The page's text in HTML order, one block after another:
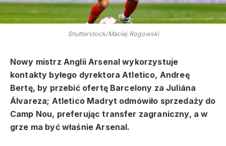
Shutterstock/Maciej Rogowski
Nowy mistrz Anglii Arsenal wykorzystuje
kontakty byłego dyrektora Atletico, Andreę
Bertę, by przebić ofertę Barcelony za Juliána
Álvareza; Atletico Madryt odmówiło sprzedaży do
Camp Nou, preferując transfer zagraniczny, a w
grze ma być właśnie Arsenal.